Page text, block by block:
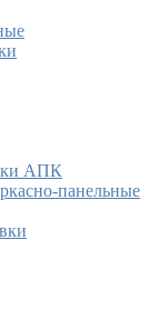
АПК
панельные